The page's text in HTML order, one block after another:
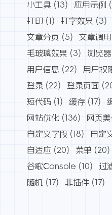
小工具 (13) 应用示例
打印 (1) 打字效果 (3)
文章分页 (5) 文章调用
毛玻璃效果 (3) 浏览器
用户信息 (22) 用户权
登录 (22) 登录页面
短代码 (1) 缓存 (17)
网站优化 (136) 网页
自定义字段 (18) 自定
自适应 (20) 菜单 (20)
谷歌Console (10) 过
随机
(17) 非插件 (17)